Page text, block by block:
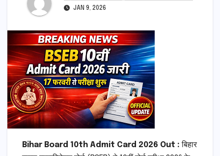
JAN 9, 2026
Bihar Board 10th Admit Card 2026 Out :बिहार